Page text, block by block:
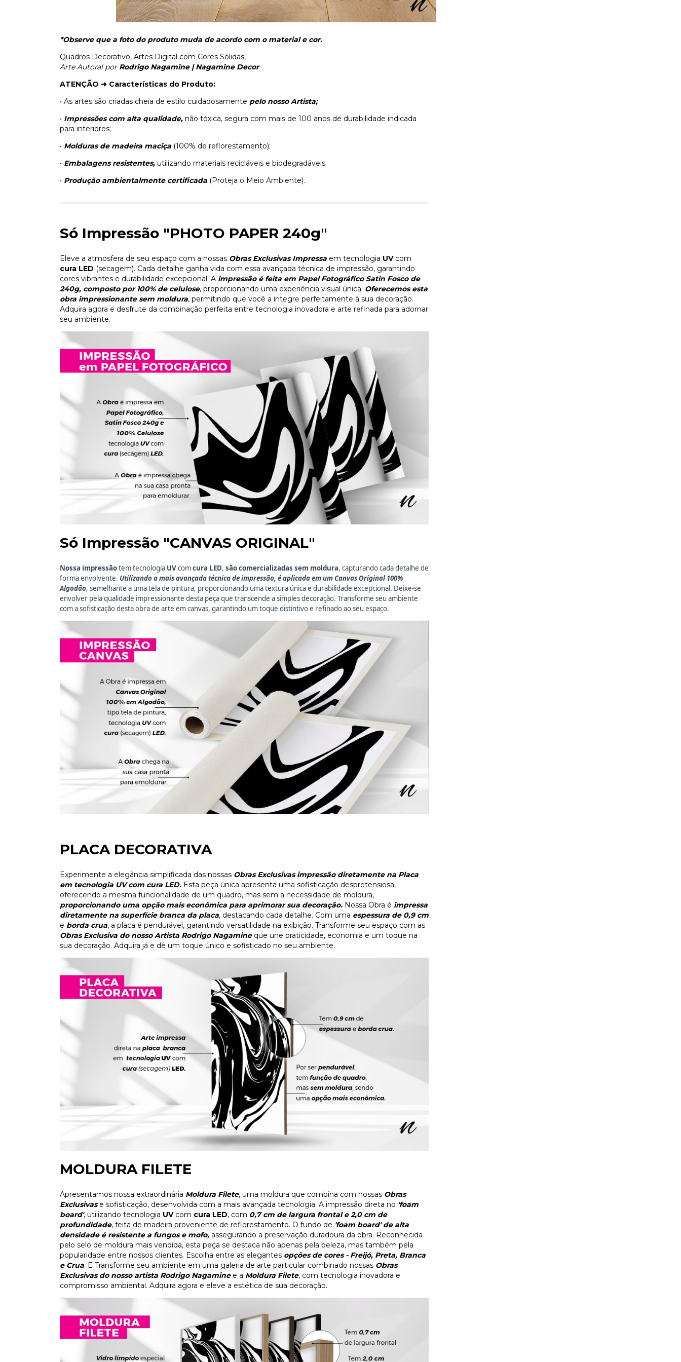
*Observe que a foto do produto muda de acordo com o material e cor.
Quadros Decorativo, Artes Digital com Cores Sólidas,
Arte Autoral porRodrigo Nagamine | Nagamine Decor
ATENÇÃO ➜ Características do Produto:
• As artes são criadas cheia de estilo cuidadosamente pelo nosso Artista;
• Impressões com alta qualidade, não tóxica, segura com mais de 100 anos de durabilidade indicada
para interiores;
• Molduras de madeira maciça (100% de reflorestamento);
• Embalagens resistentes, utilizando materiais recicláveis e biodegradáveis;
• Produção ambientalmente certificada (Proteja o Meio Ambiente).
Só Impressão "PHOTO PAPER 240g"
Eleve a atmosfera de seu espaço com a nossas Obras Exclusivas Impressa em tecnologia UVcom
cura LED (secagem). Cada detalhe ganha vida com essa avançada técnica de impressão, garantindo
cores vibrantes e durabilidade excepcional. A impressão é feita em Papel Fotográfico Satin Fosco de
240g, composto por 100% de celulose, proporcionando uma experiência visual única. Oferecemos esta
obra impressionante sem moldura, permitindo que você a integre perfeitamente à sua decoração.
Adquira agora e desfrute da combinação perfeita entre tecnologia inovadora e arte refinada para adornar
seu ambiente.
Só Impressão "CANVAS ORIGINAL"
Nossa impressãotemtecnologia UVcomcura LED, são comercializadas sem moldura, capturando cada detalhe de
forma envolvente. Utilizando a mais avançada técnica de impressão, é aplicada em um Canvas Original 100%
Algodão, semelhante a uma tela de pintura, proporcionando uma textura única e durabilidade excepcional. Deixe-se
envolver pela qualidade impressionante desta peça que transcende a simples decoração. Transforme seu ambiente
com a sofisticação desta obra de arte em canvas, garantindo um toque distintivo e refinado ao seu espaço.
PLACA DECORATIVA
Experimente a elegância simplificada das nossas Obras Exclusivas impressão diretamente na Placa
em tecnologia UV com cura LED. Esta peça única apresenta uma sofisticação despretensiosa,
oferecendo a mesma funcionalidade de um quadro, mas sem a necessidade de moldura,
proporcionando uma opção mais econômica para aprimorar sua decoração. Nossa Obra é impressa
diretamente na superfície branca da placa, destacando cada detalhe. Com uma espessura de 0,9 cm
e borda crua, a placa é pendurável, garantindo versatilidade na exibição. Transforme seu espaço com as
Obras Exclusiva do nosso Artista Rodrigo Nagamine que une praticidade, economia e um toque na
sua decoração. Adquira já e dê um toque único e sofisticado no seu ambiente.
MOLDURA FILETE
Apresentamos nossa extraordinária Moldura Filete, uma moldura que combina com nossas Obras
Exclusivase sofisticação, desenvolvida com a mais avançada tecnologia. A impressão direta no 'foam
board', utilizando tecnologia UV com cura LED, com 0,7 cm de largura frontal e 2,0 cm de
profundidade, feita de madeira proveniente de reflorestamento. O fundo de 'foam board' de alta
densidade é resistente a fungos e mofo, assegurando a preservação duradoura da obra. Reconhecida
pelo selo de moldura mais vendida, esta peça se destaca não apenas pela beleza, mas também pela
popularidade entre nossos clientes. Escolha entre as elegantes opções de cores - Freijó, Preta, Branca
e Crua. E Transforme seu ambiente em uma galeria de arte particular combinado nossas Obras
Exclusivas do nosso artista Rodrigo Nagaminee a Moldura Filete, com tecnologia inovadora e
compromisso ambiental. Adquira agora e eleve a estética de sua decoração.